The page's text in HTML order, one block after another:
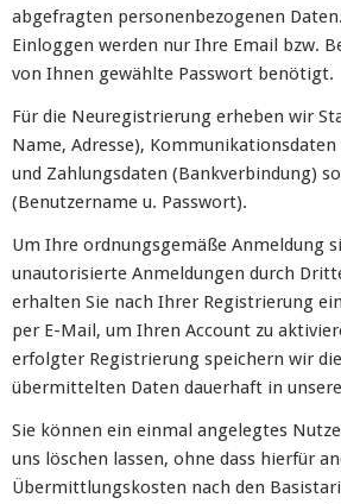
abgefragten personenbezogenen
Einloggen werden nur Ihre Email bzw.
von Ihnen gewählte Passwort benötigt.
Für die Neuregistrierung erheben wir
Name, Adresse), Kommunikationsdaten
und Zahlungsdaten (Bankverbindung)
(Benutzername u. Passwort).
Um Ihre ordnungsgemäße Anmeldung
unautorisierte Anmeldungen durch
erhalten Sie nach Ihrer Registrierung
per E-Mail, um Ihren Account zu
erfolgter Registrierung speichern wir
übermittelten Daten dauerhaft in
Sie können ein einmal angelegtes
uns löschen lassen, ohne dass hierfür
Übermittlungskosten nach den